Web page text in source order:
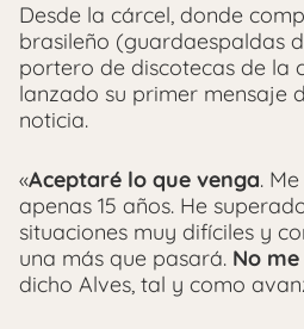
Desde la cárcel, donde
brasileño (guardaespaldas
portero de discotecas de la
lanzado su primer mensaje
noticia.
«Aceptaré lo que venga.
apenas 15 años. He
situaciones muy difíciles y
una más que pasará. No
dicho Alves, tal y como